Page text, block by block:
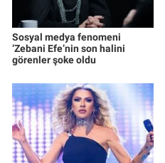
Sosyal medya fenomeni
‘Zebani Efe’nin son halini
görenler şoke oldu